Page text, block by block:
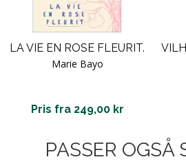
LA VIE EN ROSE FLEURIT.
Marie Bayo
Pris fra 249,00 kr
PASSER OGSÅ